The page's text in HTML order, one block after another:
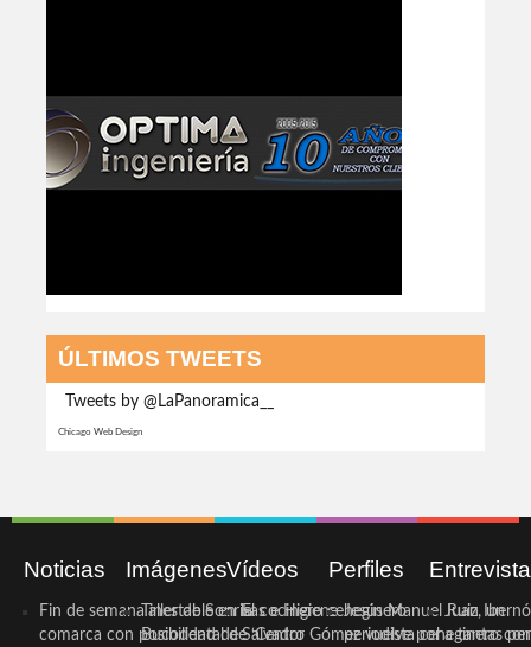
ÚLTIMOS TWEETS
Tweets by @LaPanoramica__
Chicago Web Design
Noticias
Fin de semana inestable en la
comarca con posibilidad de
Imágenes
Taller de Sonrisas e Higiene
Bucodental de ‘Centro
Vídeos
El cocinero ceheginero
Salvador Gómez vuelve por
Perfiles
Jesús Manuel Ruiz, un
periodista ceheginero con
Juan
a tantas